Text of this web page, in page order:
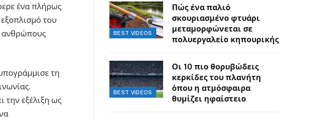
ένα πλήρως
του
ανθρώπους
τη
την εξέλιξη ως
BEST VIDEOS
Πώς ένα παλιό
σκουριασμένο φτυάρι
μεταμορφώνεται σε
πολυεργαλείο κηπουρικής
BEST VIDEOS
Οι 10 πιο θορυβώδεις
κερκίδες του πλανήτη
όπου η ατμόσφαιρα
θυμίζει ηφαίστειο